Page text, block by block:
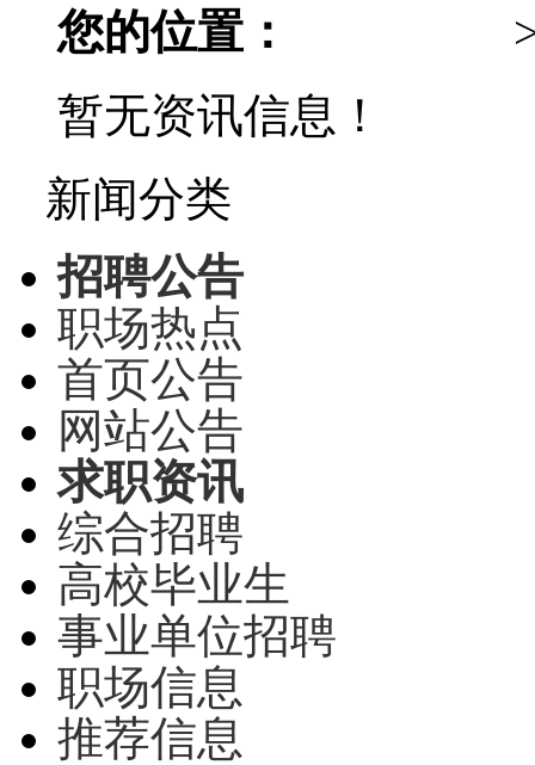
您的位置：
暂无资讯信息！
新闻分类
招聘公告
职场热点
首页公告
网站公告
求职资讯
综合招聘
高校毕业生
事业单位招聘
职场信息
推荐信息